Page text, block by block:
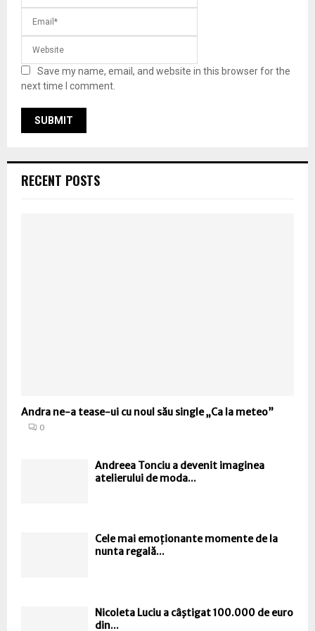
Save my name, email, and website in this browser for the
next time I comment.
RECENT POSTS
Andra ne-a tease-ui cu noul său single „Ca la meteo”
0
Andreea Tonciu a devenit imaginea
atelierului de moda...
Cele mai emoționante momente de la
nunta regală...
Nicoleta Luciu a câştigat 100.000 de euro
din...